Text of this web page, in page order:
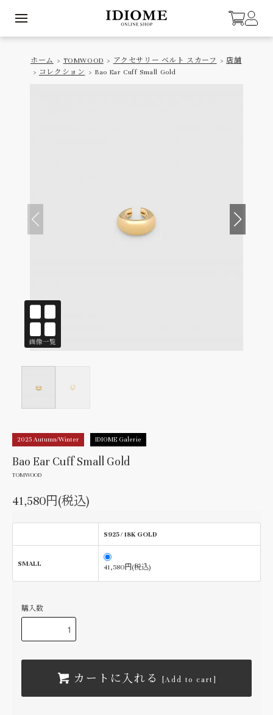
ホーム > TOMWOOD > アクセサリー ベルト スカーフ > 店舗
> コレクション > Bao Ear Cuff Small Gold
2025 Autumn/Winter IDIOME Galerie
Bao Ear Cuff Small Gold
TOMWOOD
41,580円(税込)
S925 / 18K GOLD
SMALL 41,580円(税込)
購入数
カートに入れる [Add to cart]